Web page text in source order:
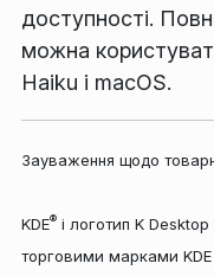
доступності.
можна
Haiku і macOS.
Зауваження щодо
KDE® і логотип K
торговими марками KDE